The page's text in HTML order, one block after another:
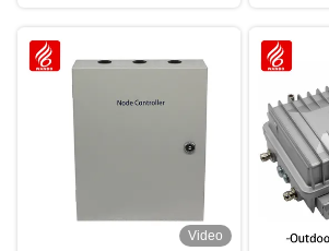
Video